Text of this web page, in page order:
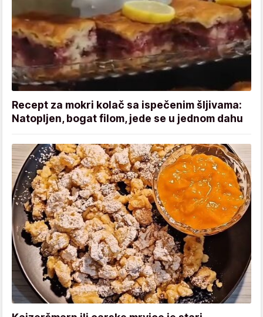
Recept za mokri kolač sa ispečenim šljivama:
Natopljen, bogat filom, jede se u jednom dahu